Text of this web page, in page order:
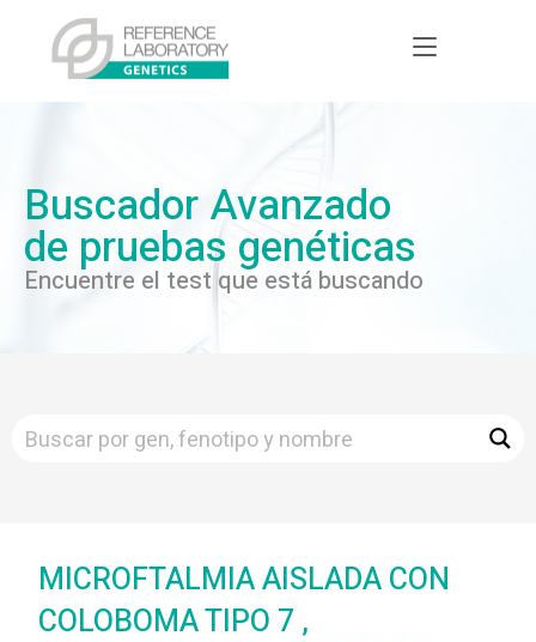
Buscador Avanzado
de pruebas genéticas
Encuentre el test que está buscando
MICROFTALMIA AISLADA CON
COLOBOMA TIPO 7 ,